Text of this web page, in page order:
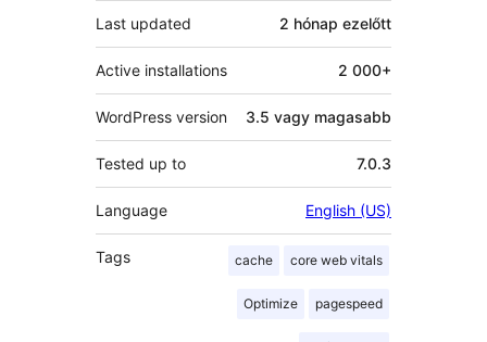
Last updated 2 hónap ezelőtt
Active installations 2 000+
WordPress version 3.5 vagy magasabb
Tested up to 7.0.3
Language English (US)
Tags cache core web vitals
Optimize pagespeed